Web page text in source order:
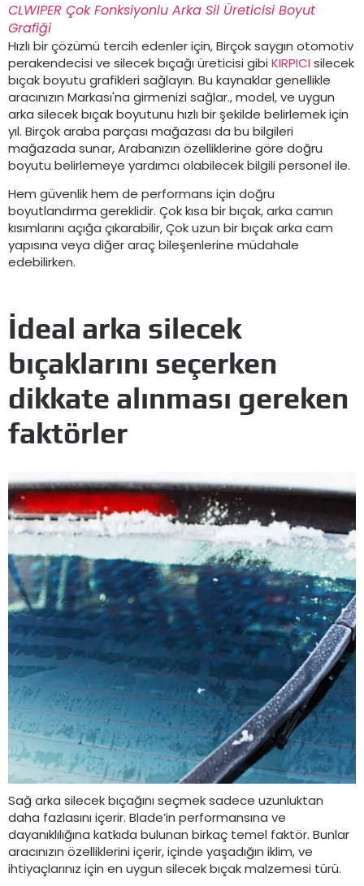
CLWIPER Çok Fonksiyonlu Arka Sil Üreticisi Boyut
Grafiği
Hızlı bir çözümü tercih edenler için, Birçok saygın otomotiv
perakendecisi ve silecek bıçağı üreticisi gibi KIRPICI silecek
bıçak boyutu grafikleri sağlayın. Bu kaynaklar genellikle
aracınızın Markası'na girmenizi sağlar., model, ve uygun
arka silecek bıçak boyutunu hızlı bir şekilde belirlemek için
yıl. Birçok araba parçası mağazası da bu bilgileri
mağazada sunar, Arabanızın özelliklerine göre doğru
boyutu belirlemeye yardımcı olabilecek bilgili personel ile.
Hem güvenlik hem de performans için doğru
boyutlandırma gereklidir. Çok kısa bir bıçak, arka camın
kısımlarını açığa çıkarabilir, Çok uzun bir bıçak arka cam
yapısına veya diğer araç bileşenlerine müdahale
edebilirken.
İdeal arka silecek
bıçaklarını seçerken
dikkate alınması gereken
faktörler
Sağ arka silecek bıçağını seçmek sadece uzunluktan
daha fazlasını içerir. Blade’in performansına ve
dayanıklılığına katkıda bulunan birkaç temel faktör. Bunlar
aracınızın özelliklerini içerir, içinde yaşadığın iklim, ve
ihtiyaçlarınız için en uygun silecek bıçak malzemesi türü.